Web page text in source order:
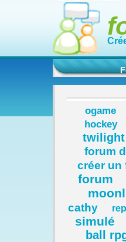
ogame
hockey
twilight
forum
créer un
forum
cathy
simulé
ball